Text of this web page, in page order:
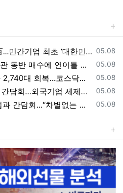
등록일
05.08
최초 ‘대한민국 관광공모전’ 후원
등록일
05.08
에 연이틀 상승…2745.05 마감
등록일
05.08
회복…코스닥은 강보합(종합)
등록일
05.08
외국기업 세제혜택 등 논의
등록일
05.08
…“차별없는 공정과세 약속”